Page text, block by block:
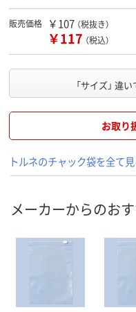
販売価格 ￥107 （税抜き）
￥117 （税込）
「サイズ」 違
お取り
トルネのチャック袋を全て
メーカーからのお